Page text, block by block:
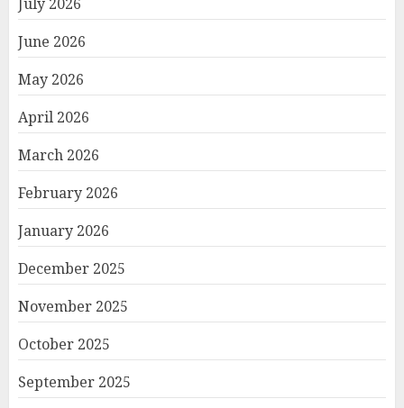
June 2026
May 2026
April 2026
March 2026
February 2026
January 2026
December 2025
November 2025
October 2025
September 2025